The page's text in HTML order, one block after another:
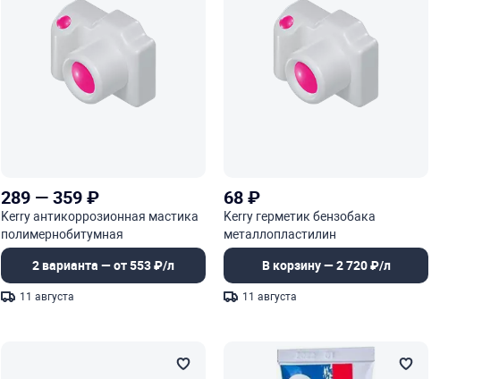
289 —359₽
Kerry антикоррозионная мастика
полимернобитумная
2 варианта — от 553 ₽/л
11 августа
68₽
Kerry герметик бензобака
металлопластилин
В корзину — 2 720 ₽/л
11 августа